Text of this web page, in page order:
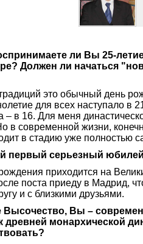
ли Вы 25-
Должен ли начаться
это обычный день
для всех наступало в
– в 16. Для меня
в современной жизни,
в стадию уже полностью
первый серьезный
приходится на
поста приеду в Мадрид,
и с близкими друзьями.
Высочество, Вы –
древней монархической